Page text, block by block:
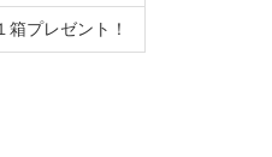
箱プレゼント！